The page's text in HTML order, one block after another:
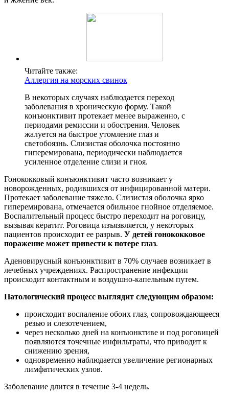
Читайте также:
Аллергия на морских свинок
В некоторых случаях наблюдается переход
заболевания в хроническую форму. Такой
конъюнктивит протекает менее выраженно, с
периодами ремиссии и обострения. Человек
жалуется на быстрое утомление глаз и
светобоязнь. Слизистая оболочка постоянно
гиперемирована, периодически наблюдается
усиленное отделение слизи и гноя.
Гонококковый конъюнктивит часто возникает у
новорожденных, родившихся от инфицированной матери.
Протекает заболевание тяжело. Слизистая оболочка ярко
гиперемирована, отмечается обильное гнойное отделяемое.
Воспалительный процесс быстро переходит на роговицу,
вызывая кератит. Роговица изъязвляется, у некоторых
пациентов происходит ее разрыв. У детей гонококковое
поражение может привести к потере глаз.
Аденовирусный конъюнктивит в 70% случаев возникает в
лечебных учреждениях. Распространение инфекции
происходит контактным и воздушно-капельным путем.
Патологический процесс выглядит следующим образом:
происходит воспаление обоих глаз, сопровождающееся
резью и слезотечением,
через несколько дней на конъюнктиве и под роговицей
появляются точечные инфильтраты, что приводит к
снижению зрения,
одновременно наблюдается увеличение регионарных
лимфатических узлов.
Заболевание длится в течение 3-4 недель.